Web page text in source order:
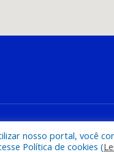
nosso portal, você
Política de cookies (